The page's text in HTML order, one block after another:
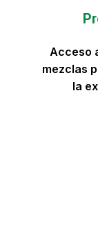
Acceso
mezclas
la